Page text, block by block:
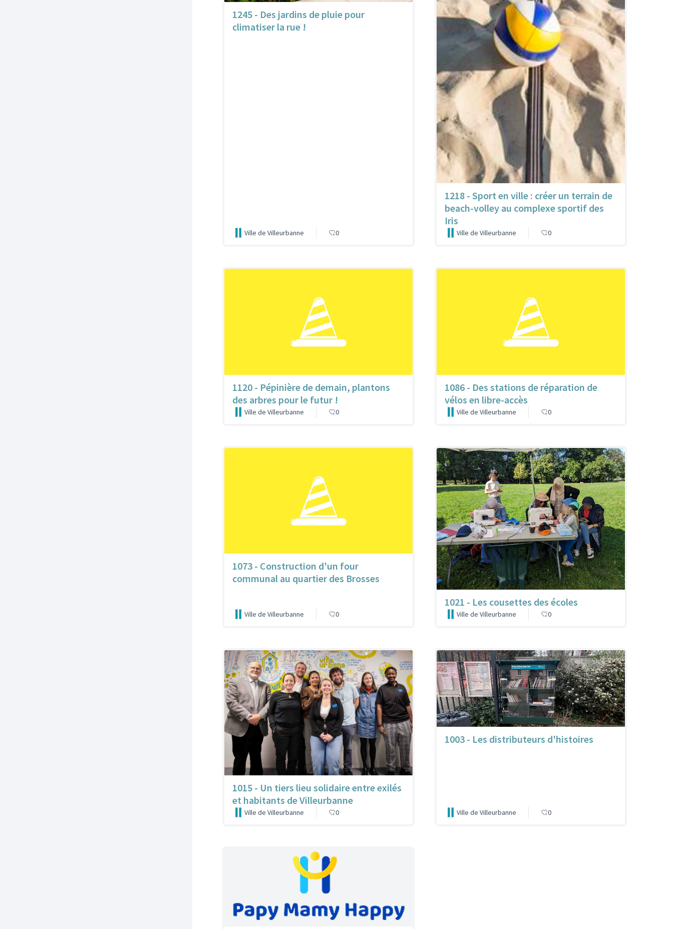
1245 - Des jardins de pluie pour
climatiser la rue !
Ville de Villeurbanne 0
1218 - Sport en ville : créer un terrain de
beach-volley au complexe sportif des
Iris
Ville de Villeurbanne 0
1120 - Pépinière de demain, plantons
des arbres pour le futur !
Ville de Villeurbanne 0
1086 - Des stations de réparation de
vélos en libre-accès
Ville de Villeurbanne 0
1073 - Construction d'un four
communal au quartier des Brosses
Ville de Villeurbanne 0
1021 - Les cousettes des écoles
Ville de Villeurbanne 0
1015 - Un tiers lieu solidaire entre exilés
et habitants de Villeurbanne
Ville de Villeurbanne 0
1003 - Les distributeurs d'histoires
Ville de Villeurbanne 0